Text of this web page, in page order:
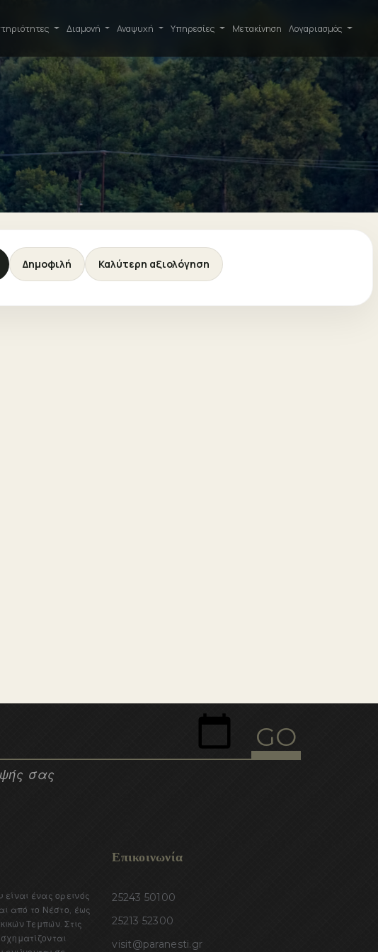
Διαμονή Αναψυχή Υπηρεσίες Μετακίνηση Λογαριασμός
Δημοφιλή Καλύτερη αξιολόγηση
σας
ένας ορεινός
από το Νέστο, έως
Τεμπών. Στις
Επικοινωνία
25243 50100
25213 52300
visit@paranesti.gr